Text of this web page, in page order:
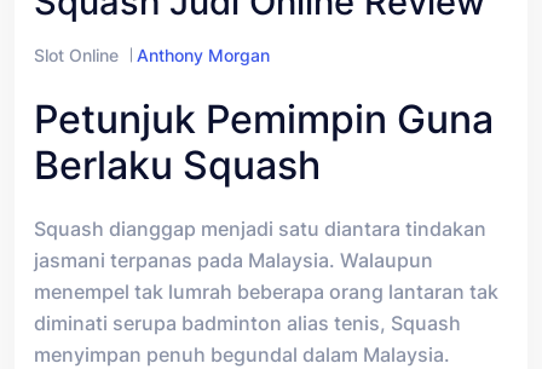
Slot Online Anthony Morgan
Petunjuk Pemimpin Guna
Berlaku Squash
Squash dianggap menjadi satu diantara tindakan
jasmani terpanas pada Malaysia. Walaupun
menempel tak lumrah beberapa orang lantaran tak
diminati serupa badminton alias tenis, Squash
menyimpan penuh begundal dalam Malaysia.